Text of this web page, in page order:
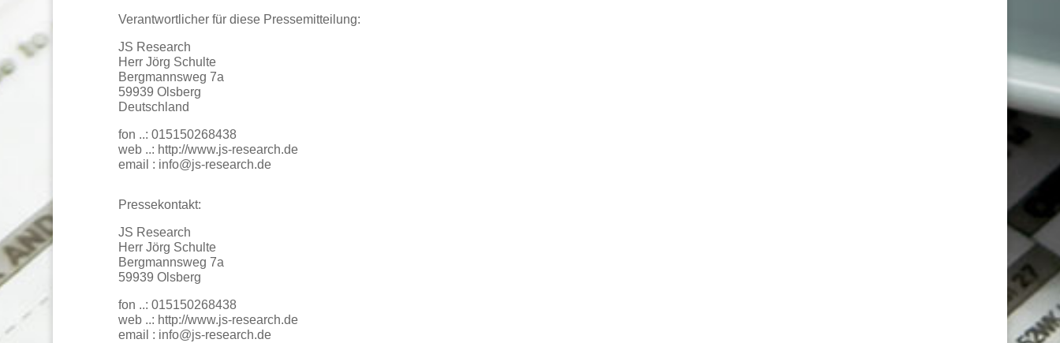
Verantwortlicher für diese Pressemitteilung:
JS Research
Herr Jörg Schulte
Bergmannsweg 7a
59939 Olsberg
Deutschland
fon ..: 015150268438
web ..: http://www.js-research.de
email : info@js-research.de
Pressekontakt:
JS Research
Herr Jörg Schulte
Bergmannsweg 7a
59939 Olsberg
fon ..: 015150268438
web ..: http://www.js-research.de
email : info@js-research.de